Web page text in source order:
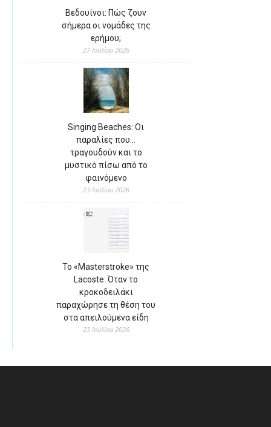
Βεδουίνοι: Πώς ζουν
σήμερα οι νομάδες της
ερήμου;
27 Ιουλίου 2026
Singing Beaches: Οι
παραλίες που…
τραγουδούν και το
μυστικό πίσω από το
φαινόμενο
23 Ιουλίου 2026
Το «Masterstroke» της
Lacoste: Όταν το
κροκοδειλάκι
παραχώρησε τη θέση του
στα απειλούμενα είδη
23 Ιουλίου 2026